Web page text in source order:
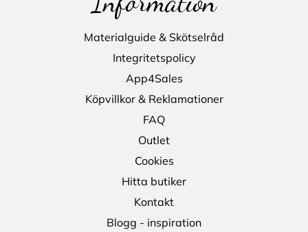
Materialguide & Skötselråd
Integritetspolicy
App4Sales
Köpvillkor & Reklamationer
FAQ
Outlet
Cookies
Hitta butiker
Kontakt
Blogg - inspiration